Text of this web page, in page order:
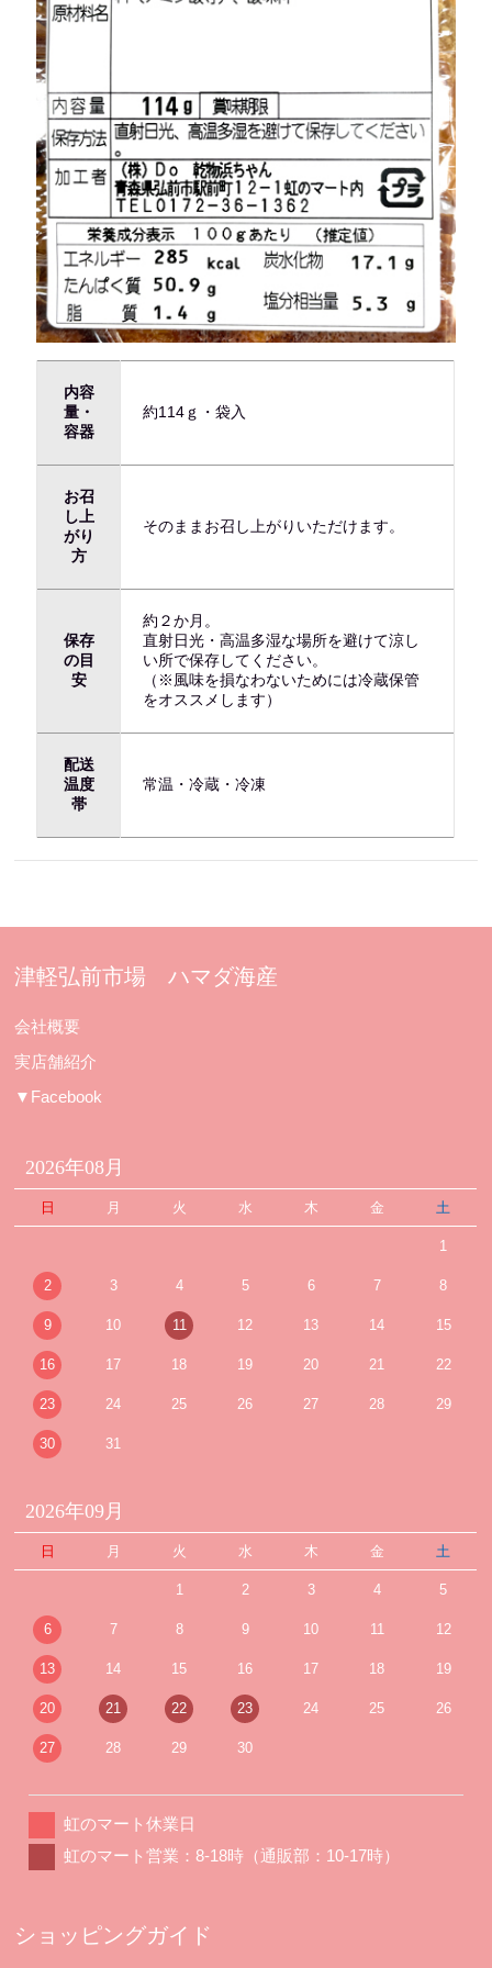
内容
量・
容器
約114ｇ・袋入
お召
し上
がり
方
そのままお召し上がりいただけます。
保存
の目
安
約２か月。
直射日光・高温多湿な場所を避けて涼し
い所で保存してください。
（※風味を損なわないためには冷蔵保管
をオススメします）
配送
温度
帯
常温・冷蔵・冷凍
津軽弘前市場 ハマダ海産
会社概要
実店舗紹介
▼Facebook
2026年08月
日 月 火 水 木 金 土
1
2 3 4 5 6 7 8
9 10 11 12 13 14 15
16 17 18 19 20 21 22
23 24 25 26 27 28 29
30 31
2026年09月
日 月 火 水 木 金 土
1 2 3 4 5
6 7 8 9 10 11 12
13 14 15 16 17 18 19
20 21 22 23 24 25 26
27 28 29 30
虹のマート休業日
虹のマート営業：8-18時（通販部：10-17時）
ショッピングガイド